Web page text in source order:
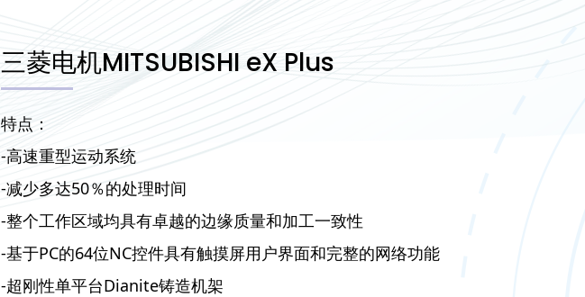
三菱电机MITSUBISHI eX Plus
特点：
-高速重型运动系统
-减少多达50％的处理时间
-整个工作区域均具有卓越的边缘质量和加工一致性
-基于PC的64位NC控件具有触摸屏用户界面和完整的网络功能
-超刚性单平台Dianite铸造机架